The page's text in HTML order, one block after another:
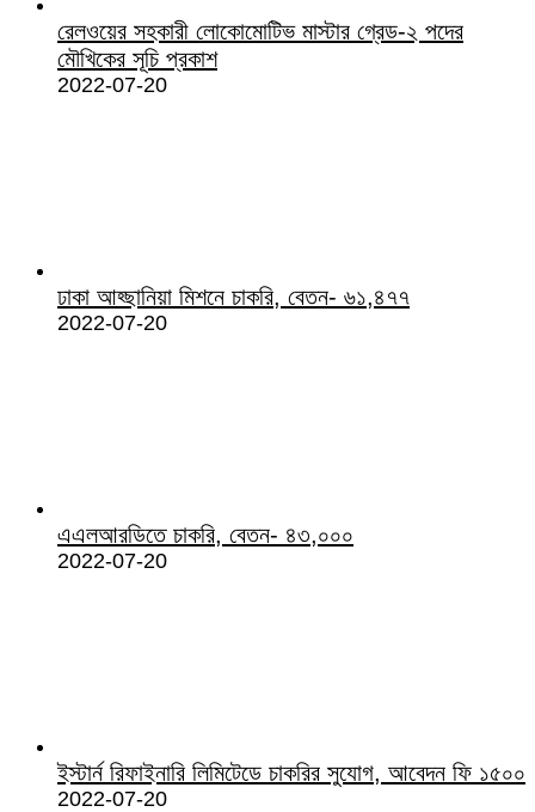
রেলওয়ের সহকারী লোকোমোটিভ মাস্টার গ্রেড-২ পদের
মৌখিকের সূচি প্রকাশ
2022-07-20
ঢাকা আহ্ছানিয়া মিশনে চাকরি, বেতন- ৬১,৪৭৭
2022-07-20
এএলআরডিতে চাকরি, বেতন- ৪৩,০০০
2022-07-20
ইস্টার্ন রিফাইনারি লিমিটেডে চাকরির সুযোগ, আবেদন ফি ১৫০০
2022-07-20